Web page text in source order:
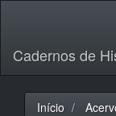
principal
Barra
Lateral
Cadernos de
Início